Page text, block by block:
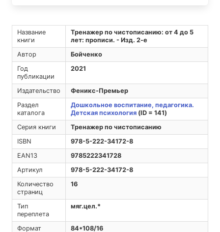
Название
книги
Тренажер по чистописанию: от 4 до 5
лет: прописи. - Изд. 2-е
Автор
Бойченко
Год
публикации
2021
Издательство
Феникс-Премьер
Раздел
каталога
Дошкольное воспитание, педагогика.
Детская психология(ID = 141)
Серия книги
Тренажер по чистописанию
ISBN
978-5-222-34172-8
EAN13
9785222341728
Артикул
978-5-222-34172-8
Количество
страниц
16
Тип
переплета
мяг.цел.*
Формат
84*108/16